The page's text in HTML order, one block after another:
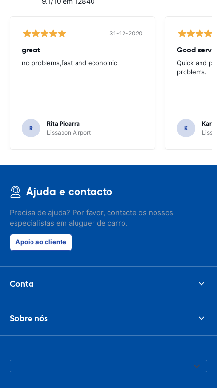
31-12-2020
great
no problems,fast and economic
R
Rita Picarra
Lissabon Airport
Good
Quick and
problems.
K
Karl
Ajuda e contacto
Precisa de ajuda? Por favor, contacte os nossos
especialistas em aluguer de carro.
Apoio ao cliente
Conta
Sobre nós